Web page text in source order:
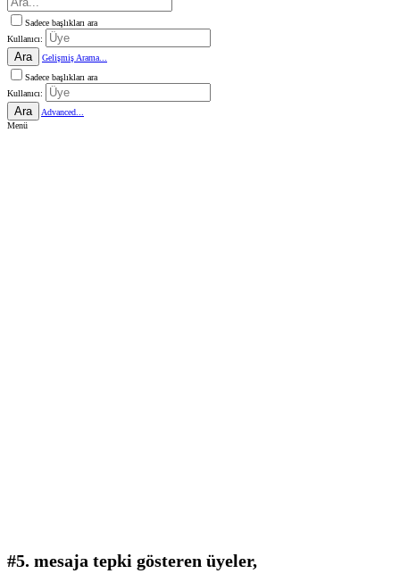
Sadece başlıkları ara
Kullanıcı:
Ara
Gelişmiş Arama...
Sadece başlıkları ara
Kullanıcı:
Ara
Advanced...
Menü
#5. mesaja tepki gösteren üyeler,